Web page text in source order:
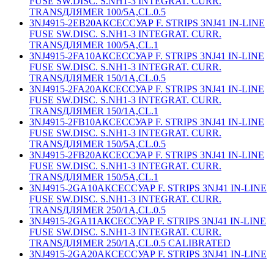
TRANSДЛЯMER 100/5A,CL.0.5
3NJ4915-2EB20АКСЕССУАР F. STRIPS 3NJ41 IN-LINE
FUSE SW.DISC. S.NH1-3 INTEGRAT. CURR.
TRANSДЛЯMER 100/5A,CL.1
3NJ4915-2FA10АКСЕССУАР F. STRIPS 3NJ41 IN-LINE
FUSE SW.DISC. S.NH1-3 INTEGRAT. CURR.
TRANSДЛЯMER 150/1A,CL.0.5
3NJ4915-2FA20АКСЕССУАР F. STRIPS 3NJ41 IN-LINE
FUSE SW.DISC. S.NH1-3 INTEGRAT. CURR.
TRANSДЛЯMER 150/1A,CL.1
3NJ4915-2FB10АКСЕССУАР F. STRIPS 3NJ41 IN-LINE
FUSE SW.DISC. S.NH1-3 INTEGRAT. CURR.
TRANSДЛЯMER 150/5A,CL.0.5
3NJ4915-2FB20АКСЕССУАР F. STRIPS 3NJ41 IN-LINE
FUSE SW.DISC. S.NH1-3 INTEGRAT. CURR.
TRANSДЛЯMER 150/5A,CL.1
3NJ4915-2GA10АКСЕССУАР F. STRIPS 3NJ41 IN-LINE
FUSE SW.DISC. S.NH1-3 INTEGRAT. CURR.
TRANSДЛЯMER 250/1A,CL.0.5
3NJ4915-2GA11 АКСЕССУАР F. STRIPS 3NJ41 IN-LINE
FUSE SW.DISC. S.NH1-3 INTEGRAT. CURR.
TRANSДЛЯMER 250/1A,CL.0.5 CALIBRATED
3NJ4915-2GA20АКСЕССУАР F. STRIPS 3NJ41 IN-LINE